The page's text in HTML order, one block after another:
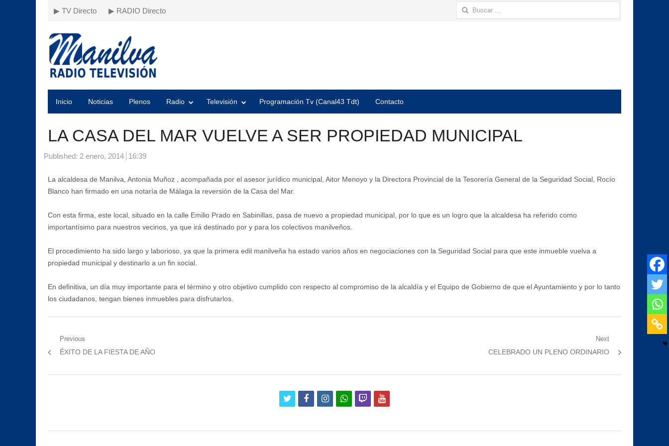
▶ TV Directo ▶ RADIO Directo Buscar:
Inicio Noticias Plenos Radio Televisión Programación Tv (Canal43 Tdt) Contacto
LA CASA DEL MAR VUELVE A SER PROPIEDAD MUNICIPAL
Published: 2 enero, 2014 16:39
La alcaldesa de Manilva, Antonia Muñoz , acompañada por el asesor jurídico municipal, Aitor Menoyo y la Directora Provincial de la Tesorería General de la Seguridad Social, Rocío
Blanco han firmado en una notaría de Málaga la reversión de la Casa del Mar.
Con esta firma, este local, situado en la calle Emilio Prado en Sabinillas, pasa de nuevo a propiedad municipal, por lo que es un logro que la alcaldesa ha referido como
importantísimo para nuestros vecinos, ya que irá destinado por y para los colectivos manilveños.
El procedimiento ha sido largo y laborioso, ya que la primera edil manilveña ha estado varios años en negociaciones con la Seguridad Social para que este inmueble vuelva a
propiedad municipal y destinarlo a un fin social.
En definitiva, un día muy importante para el término y otro objetivo cumplido con respecto al compromiso de la alcaldía y el Equipo de Gobierno de que el Ayuntamiento y por lo tanto
los ciudadanos, tengan bienes inmuebles para disfrutarlos.
Navegación
de
entradas
Previous
Previous
ÉXITO DE LA FIESTA DE AÑO
Next
Next
CELEBRADO UN PLENO ORDINARIO
twitterfacebookinstagramwhatsapp
twitchyoutube